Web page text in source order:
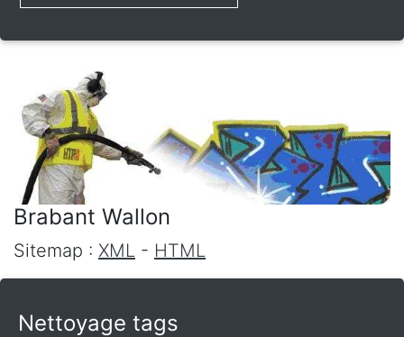
Brabant Wallon
Sitemap : XML - HTML
Nettoyage tags